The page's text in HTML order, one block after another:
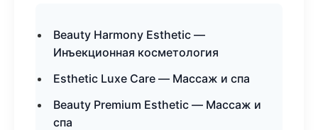
Beauty Harmony Esthetic —
Инъекционная косметология
Esthetic Luxe Care — Массаж и спа
Beauty Premium Esthetic — Массаж и
спа